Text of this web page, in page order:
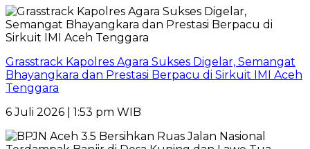
Grasstrack Kapolres Agara Sukses Digelar, Semangat
Bhayangkara dan Prestasi Berpacu di Sirkuit IMI Aceh
Tenggara
6 Juli 2026 | 1:53 pm WIB